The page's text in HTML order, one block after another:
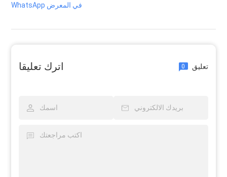
WhatsApp في المعرض
اترك تعليقا 0 تعليق